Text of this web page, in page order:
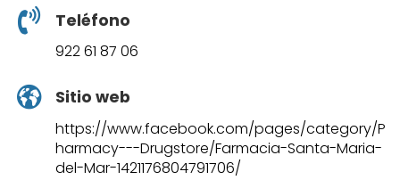
Teléfono
922 61 87 06
Sitio web
https://www.facebook.com/pages/category/P
harmacy---Drugstore/Farmacia-Santa-Maria-
del-Mar-1421176804791706/